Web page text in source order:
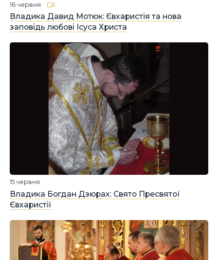
Владика Давид Мотюк: Євхаристія та нова
заповідь любові Ісуса Христа
16 червня
Владика Богдан Дзюрах: Свято Пресвятої
Євхаристії
15 червня